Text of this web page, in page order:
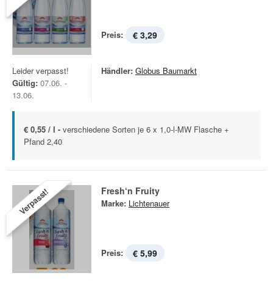
Preis: € 3,29
Leider verpasst!
Gültig: 07.06. -
13.06.
Händler: Globus Baumarkt
€ 0,55 / l - verschiedene Sorten je 6 x 1,0-l-MW Flasche +
Pfand 2,40
Verpasst! Fresh‘n Fruity
Marke: Lichtenauer
Preis: € 5,99